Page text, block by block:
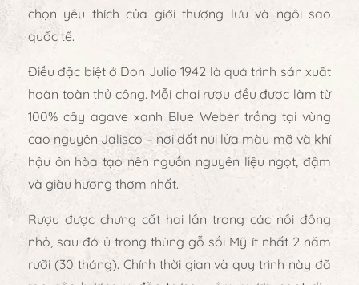
chọn yêu thích của giới thượng lưu và ngôi sao
quốc tế.
Điều đặc biệt ở Don Julio 1942 là quá trình sản xuất
hoàn toàn thủ công. Mỗi chai rượu đều được làm từ
100% cây agave xanh Blue Weber trồng tại vùng
cao nguyên Jalisco – nơi đất núi lửa màu mỡ và khí
hậu ôn hòa tạo nên nguồn nguyên liệu ngọt, đậm
và giàu hương thơm nhất.
Rượu được chưng cất hai lần trong các nồi đồng
nhỏ , sau đó ủ trong thùng gỗ sồi Mỹ ít nhất 2 năm
rưỡi (30 tháng). Chính thời gian và quy trình này đã